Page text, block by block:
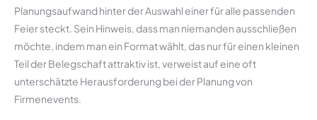
Planungsaufwand hinter der Auswahl einer für alle passenden
Feier steckt. Sein Hinweis, dass man niemanden ausschließen
möchte, indem man ein Format wählt, das nur für einen kleinen
Teil der Belegschaft attraktiv ist, verweist auf eine oft
unterschätzte Herausforderung bei der Planung von
Firmenevents.